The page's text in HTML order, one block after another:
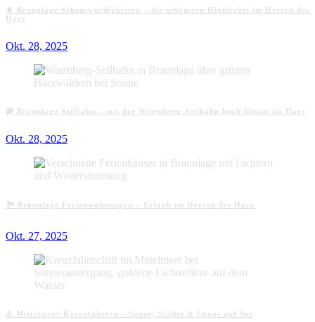
🌲 Braunlage Sehenswürdigkeiten – die schönsten Highlights im Herzen des
Harz
Okt. 28, 2025
🚠 Braunlage Seilbahn – mit der Wurmberg-Seilbahn hoch hinaus im Harz
Okt. 28, 2025
🏞️ Braunlage Ferienwohnungen – Urlaub im Herzen des Harz
Okt. 27, 2025
⚓ Mittelmeer Kreuzfahrten – Sonne, Städte & Luxus auf See